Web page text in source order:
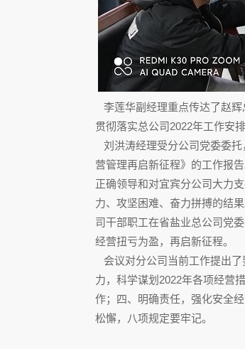
李莲华副经理重点传达了赵
贯彻落实总公司2022年工作安
刘洪涛经理受分公司党委委
营管理再启新征程》的工作报
正确领导和对宜宾分公司大力
力、攻坚困难、奋力拼搏的结
司干部职工在省盐业总公司党
经营扭亏为盈，再启新征程。
会议对分公司当前工作提出
力，科学谋划2022年各项经营
作；四、明确责任，强化安全
松懈，八项规定要牢记。